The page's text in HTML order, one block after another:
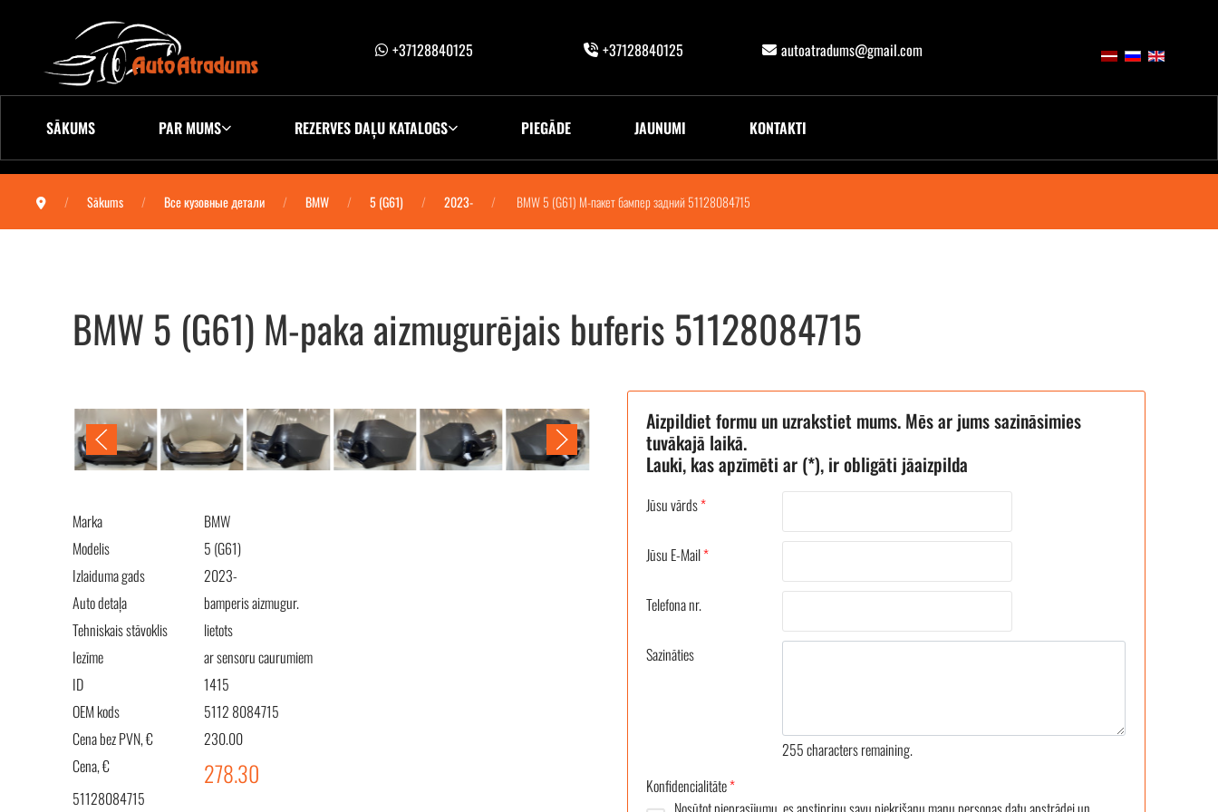
+37128840125 +37128840125 autoatradums@gmail.com
SĀKUMS PAR MUMS REZERVES DAĻU KATALOGS PIEGĀDE JAUNUMI KONTAKTI
Sākums Все кузовные детали BMW 5 (G61) 2023- BMW 5 (G61) М-пакет бампер задний 51128084715
BMW 5 (G61) M-paka aizmugurējais buferis 51128084715
Marka
BMW
Modelis
5 (G61)
Izlaiduma gads
2023-
Auto detaļa
bamperis aizmugur.
Tehniskais stāvoklis
lietots
Iezīme
ar sensoru caurumiem
ID
1415
OEM kods
5112 8084715
Cena bez PVN, €
230.00
Cena, €
278.30
51128084715
Aizpildiet formu un uzrakstiet mums. Mēs ar jums sazināsimies
tuvākajā laikā.
Lauki, kas apzīmēti ar (*), ir obligāti jāaizpilda
Jūsu vārds*
Jūsu E-Mail*
Telefona nr.
Sazināties
255characters remaining.
Konfidencialitāte*